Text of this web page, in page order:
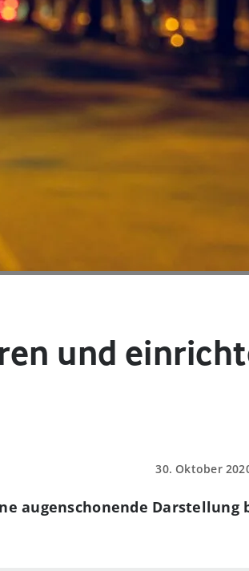
und
30. Oktober
augenschonende Darstellung